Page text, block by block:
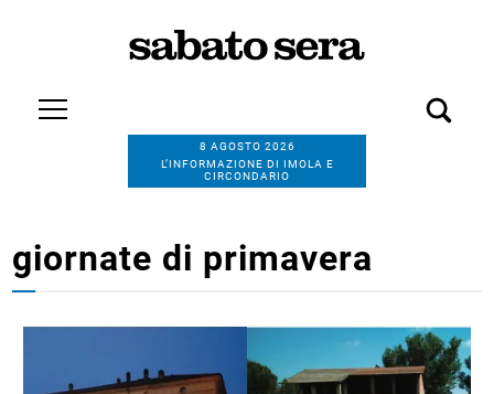
8 AGOSTO 2026
L’INFORMAZIONE DI IMOLA E
CIRCONDARIO
giornate di primavera